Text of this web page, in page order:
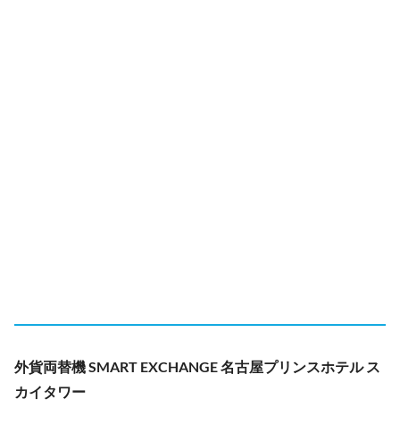
外貨両替機 SMART EXCHANGE 名古屋プリンスホテル ス
カイタワー